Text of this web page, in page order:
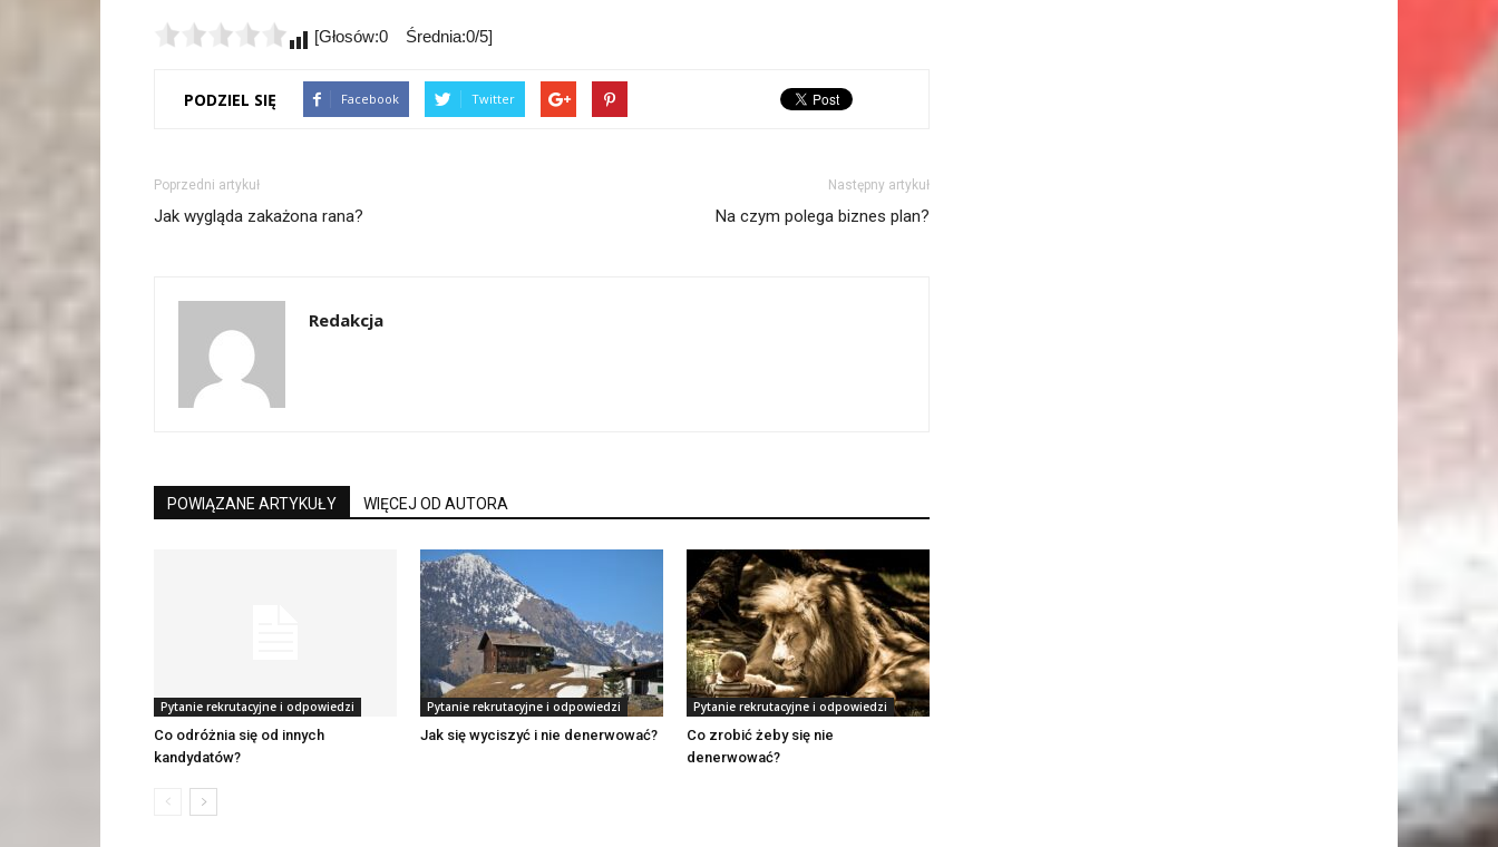
[Głosów:0 Średnia:0/5]
PODZIEL SIĘ Facebook Twitter
Poprzedni artykuł
Jak wygląda zakażona rana?
Następny artykuł
Na czym polega biznes plan?
Redakcja
POWIĄZANE ARTYKUŁY WIĘCEJ OD AUTORA
Pytanie rekrutacyjne i odpowiedzi
Co odróżnia się od innych
kandydatów?
Pytanie rekrutacyjne i odpowiedzi
Jak się wyciszyć i nie denerwować?
Pytanie rekrutacyjne i odpowiedzi
Co zrobić żeby się nie
denerwować?